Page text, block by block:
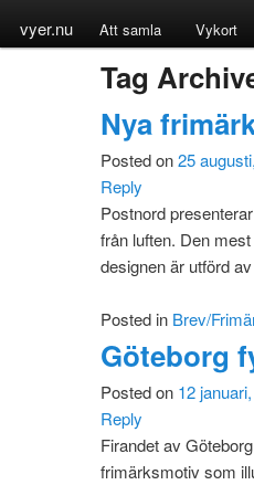
vyer.nu Att samla Vykort
Tag
Nya
Posted on25
Reply
Postnord
från luften. Den
designen är utförd
Posted in Brev/
Göteborg
Posted on 12
Reply
Firandet av
frimärksmotiv som